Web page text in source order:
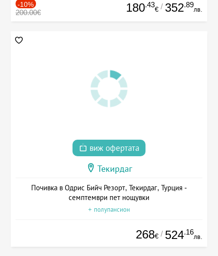
-10%
200.00€ 180.43
€ / 352.89
лв.
виж офертата
Текирдаг
Почивка в Одрис Бийч Резорт, Текирдаг, Турция -
семптември пет нощувки
+ полупансион
268€ / 524.16
лв.